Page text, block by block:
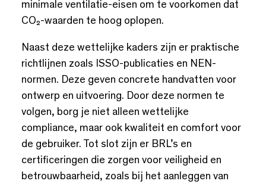
minimale ventilatie-eisen om te voorkomen dat
CO₂-waarden te hoog oplopen.
Naast deze wettelijke kaders zijn er praktische
richtlijnen zoals ISSO-publicaties en NEN-
normen. Deze geven concrete handvatten voor
ontwerp en uitvoering. Door deze normen te
volgen, borg je niet alleen wettelijke
compliance, maar ook kwaliteit en comfort voor
de gebruiker. Tot slot zijn er BRL’s en
certificeringen die zorgen voor veiligheid en
betrouwbaarheid, zoals bij het aanleggen van